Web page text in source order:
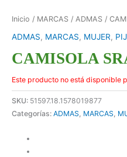
Inicio / MARCAS / ADMAS /
ADMAS, MARCAS, MUJER,
CAMISOLA
Este producto no está disponible
SKU: 51597.18.1578019877
Categorías: ADMAS, MARCAS,